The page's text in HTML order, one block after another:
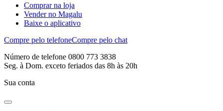
Comprar na loja
Vender no Magalu
Baixe o aplicativo
Compre pelo telefoneCompre pelo chat
Número de telefone 0800 773 3838
Seg. à Dom. exceto feriados das 8h às 20h
Sua conta